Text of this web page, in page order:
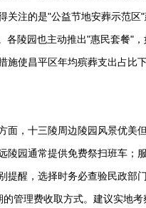
注的是"公益节地安葬示范
陵园也主动推出"惠民套餐"
使昌平区年均殡葬支出占比
，十三陵周边陵园风景优美
园通常提供免费祭扫班车；
醒，选择时务必查验民政部
管理费收取方式。建议实地